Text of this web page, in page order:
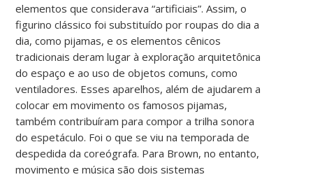
elementos que considerava “artificiais”. Assim, o
figurino clássico foi substituído por roupas do dia a
dia, como pijamas, e os elementos cênicos
tradicionais deram lugar à exploração arquitetônica
do espaço e ao uso de objetos comuns, como
ventiladores. Esses aparelhos, além de ajudarem a
colocar em movimento os famosos pijamas,
também contribuíram para compor a trilha sonora
do espetáculo. Foi o que se viu na temporada de
despedida da coreógrafa. Para Brown, no entanto,
movimento e música são dois sistemas